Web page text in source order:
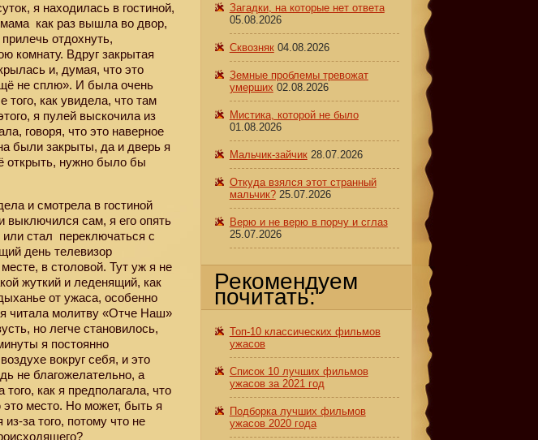
я находилась в гостиной,
мама как раз вышла во двор,
отдохнуть,
комнату. Вдруг закрытая
и, думая, что это
не сплю». И была очень
того, как увидела, что там
я пулей выскочила из
говоря, что это наверное
были закрыты, да и дверь я
открыть, нужно было бы
и смотрела в гостиной
выключился сам, я его опять
стал переключаться с
день телевизор
в столовой. Тут уж я не
жуткий и леденящий, как
от ужаса, особенно
читала молитву «Отче Наш»
но легче становилось,
я постоянно
вокруг себя, и это
не благожелательно, а
как я предполагала, что
место. Но может, быть я
за того, потому что не
Загадки, на которые нет ответа
05.08.2026
Сквозняк 04.08.2026
Земные проблемы тревожат
умерших 02.08.2026
Мистика, которой не было
01.08.2026
Мальчик-зайчик 28.07.2026
Откуда взялся этот странный
мальчик? 25.07.2026
Верю и не верю в порчу и сглаз
25.07.2026
Рекомендуем
почитать:
Топ-10 классических фильмов
ужасов
Список 10 лучших фильмов
ужасов за 2021 год
Подборка лучших фильмов
ужасов 2020 года